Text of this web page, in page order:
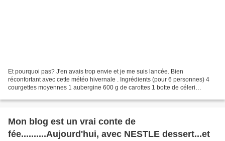
Et pourquoi pas? J'en avais trop envie et je me suis lancée. Bien
réconfortant avec cette météo hivernale . Ingrédients (pour 6 personnes) 4
courgettes moyennes 1 aubergine 600 g de carottes 1 botte de céleri
Mon blog est un vrai conte de
fée..........Aujourd'hui, avec NESTLE dessert...et